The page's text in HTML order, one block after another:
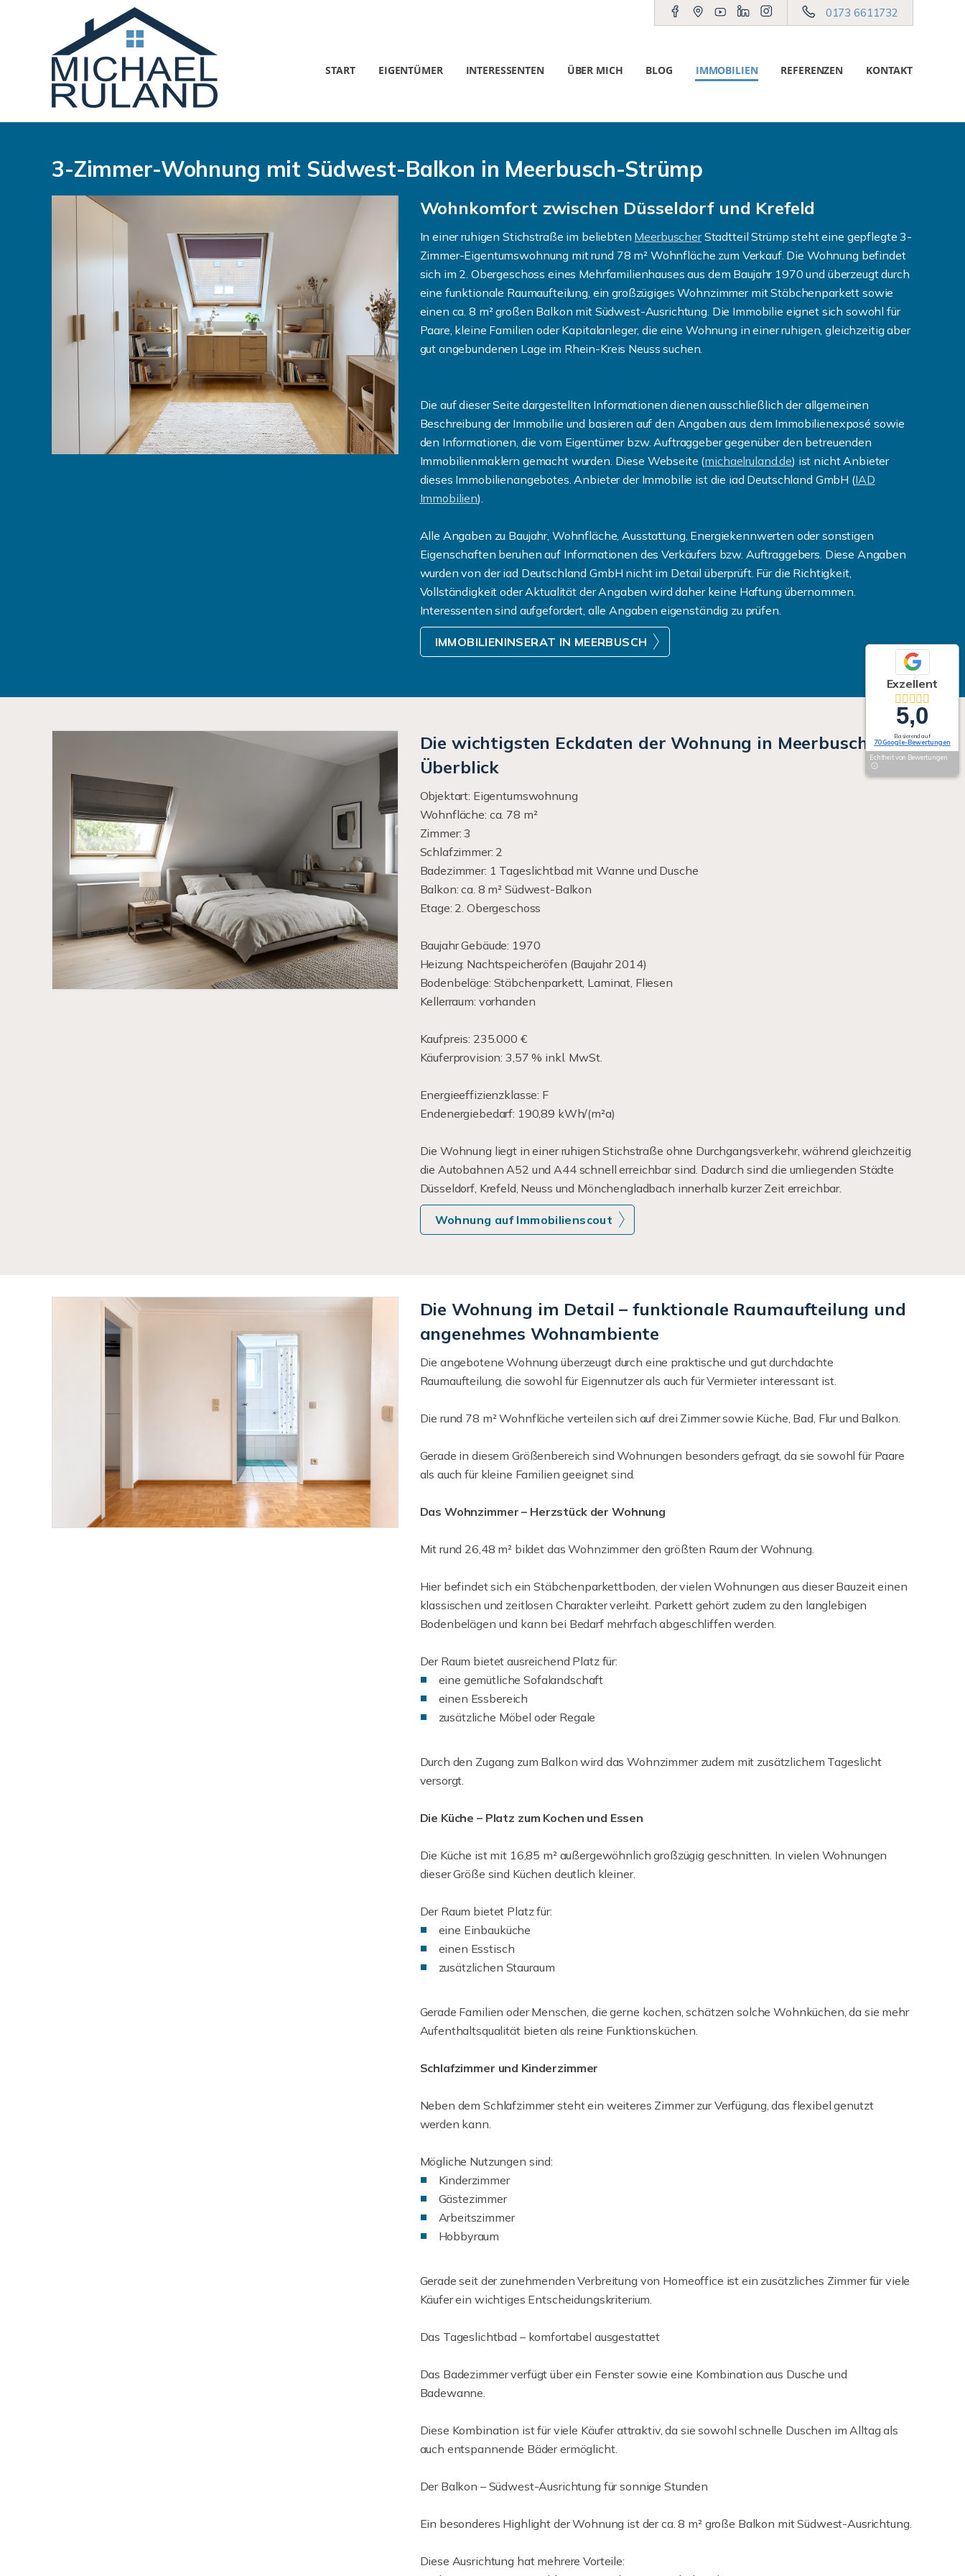
0173 6611732
START EIGENTÜMER INTERESSENTEN ÜBER MICH BLOG IMMOBILIEN REFERENZEN KONTAKT
3-Zimmer-Wohnung mit Südwest-Balkon in Meerbusch-Strümp
Wohnkomfort zwischen Düsseldorf und Krefeld
In einer ruhigen Stichstraße im beliebten MeerbuscherStadtteil Strümp steht eine gepflegte 3-
Zimmer-Eigentumswohnung mit rund 78 m² Wohnfläche zum Verkauf. Die Wohnung befindet
sich im 2. Obergeschoss eines Mehrfamilienhauses aus dem Baujahr 1970 und überzeugt durch
eine funktionale Raumaufteilung, ein großzügiges Wohnzimmer mit Stäbchenparkett sowie
einen ca. 8 m² großen Balkon mit Südwest-Ausrichtung. Die Immobilie eignet sich sowohl für
Paare, kleine Familien oder Kapitalanleger, die eine Wohnung in einer ruhigen, gleichzeitig aber
gut angebundenen Lage im Rhein-Kreis Neuss suchen.
Die auf dieser Seite dargestellten Informationen dienen ausschließlich der allgemeinen
Beschreibung der Immobilie und basieren auf den Angaben aus dem Immobilienexposé sowie
den Informationen, die vom Eigentümer bzw. Auftraggeber gegenüber den betreuenden
Immobilienmaklern gemacht wurden. Diese Webseite (michaelruland.de) ist nicht Anbieter
dieses Immobilienangebotes. Anbieter der Immobilie ist die iad Deutschland GmbH (IAD
Immobilien).
Alle Angaben zu Baujahr, Wohnfläche, Ausstattung, Energiekennwerten oder sonstigen
Eigenschaften beruhen auf Informationen des Verkäufers bzw. Auftraggebers. Diese Angaben
wurden von der iad Deutschland GmbH nicht im Detail überprüft. Für die Richtigkeit,
Vollständigkeit oder Aktualität der Angaben wird daher keine Haftung übernommen.
Interessenten sind aufgefordert, alle Angaben eigenständig zu prüfen.
IMMOBILIENINSERAT IN MEERBUSCH
Die wichtigsten Eckdaten der Wohnung in Meerbusch im
Überblick
Objektart: Eigentumswohnung
Wohnfläche: ca. 78 m²
Zimmer: 3
Schlafzimmer: 2
Badezimmer: 1 Tageslichtbad mit Wanne und Dusche
Balkon: ca. 8 m² Südwest-Balkon
Etage: 2. Obergeschoss
Baujahr Gebäude: 1970
Heizung: Nachtspeicheröfen (Baujahr 2014)
Bodenbeläge: Stäbchenparkett, Laminat, Fliesen
Kellerraum: vorhanden
Kaufpreis: 235.000 €
Käuferprovision: 3,57 % inkl. MwSt.
Energieeffizienzklasse: F
Endenergiebedarf: 190,89 kWh/(m²a)
Die Wohnung liegt in einer ruhigen Stichstraße ohne Durchgangsverkehr, während gleichzeitig
die Autobahnen A52 und A44 schnell erreichbar sind. Dadurch sind die umliegenden Städte
Düsseldorf, Krefeld, Neuss und Mönchengladbach innerhalb kurzer Zeit erreichbar.
Wohnung auf Immobilienscout
Die Wohnung im Detail – funktionale Raumaufteilung und
angenehmes Wohnambiente
Die angebotene Wohnung überzeugt durch eine praktische und gut durchdachte
Raumaufteilung, die sowohl für Eigennutzer als auch für Vermieter interessant ist.
Die rund 78 m² Wohnfläche verteilen sich auf drei Zimmer sowie Küche, Bad, Flur und Balkon.
Gerade in diesem Größenbereich sind Wohnungen besonders gefragt, da sie sowohl für Paare
als auch für kleine Familien geeignet sind.
Das Wohnzimmer – Herzstück der Wohnung
Mit rund 26,48 m² bildet das Wohnzimmer den größten Raum der Wohnung.
Hier befindet sich ein Stäbchenparkettboden, der vielen Wohnungen aus dieser Bauzeit einen
klassischen und zeitlosen Charakter verleiht. Parkett gehört zudem zu den langlebigen
Bodenbelägen und kann bei Bedarf mehrfach abgeschliffen werden.
Der Raum bietet ausreichend Platz für:
eine gemütliche Sofalandschaft
einen Essbereich
zusätzliche Möbel oder Regale
Durch den Zugang zum Balkon wird das Wohnzimmer zudem mit zusätzlichem Tageslicht
versorgt.
Die Küche – Platz zum Kochen und Essen
Die Küche ist mit 16,85 m² außergewöhnlich großzügig geschnitten. In vielen Wohnungen
dieser Größe sind Küchen deutlich kleiner.
Der Raum bietet Platz für:
eine Einbauküche
einen Esstisch
zusätzlichen Stauraum
Gerade Familien oder Menschen, die gerne kochen, schätzen solche Wohnküchen, da sie mehr
Aufenthaltsqualität bieten als reine Funktionsküchen.
Schlafzimmer und Kinderzimmer
Neben dem Schlafzimmer steht ein weiteres Zimmer zur Verfügung, das flexibel genutzt
werden kann.
Mögliche Nutzungen sind:
Kinderzimmer
Gästezimmer
Arbeitszimmer
Hobbyraum
Gerade seit der zunehmenden Verbreitung von Homeoffice ist ein zusätzliches Zimmer für viele
Käufer ein wichtiges Entscheidungskriterium.
Das Tageslichtbad – komfortabel ausgestattet
Das Badezimmer verfügt über ein Fenster sowie eine Kombination aus Dusche und
Badewanne.
Diese Kombination ist für viele Käufer attraktiv, da sie sowohl schnelle Duschen im Alltag als
auch entspannende Bäder ermöglicht.
Der Balkon – Südwest-Ausrichtung für sonnige Stunden
Ein besonderes Highlight der Wohnung ist der ca. 8 m² große Balkon mit Südwest-Ausrichtung.
Diese Ausrichtung hat mehrere Vorteile:
Exzellent
5,0
Basierend auf
70 Google-Bewertungen
Echtheit von Bewertungen